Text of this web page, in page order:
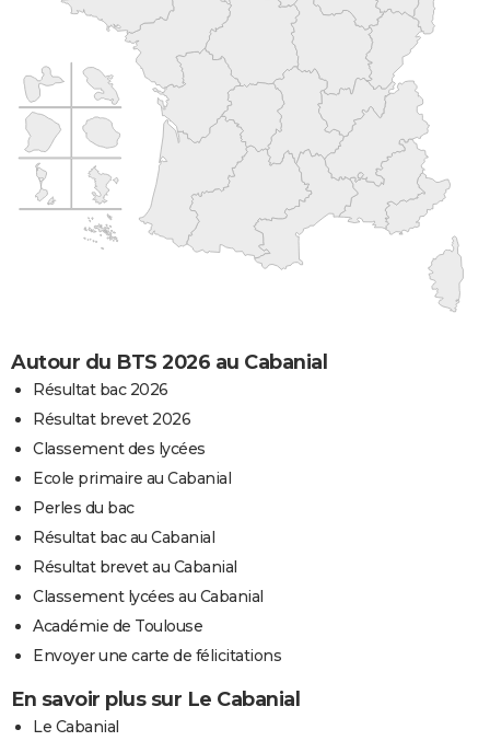
Autour du BTS 2026 au Cabanial
Résultat bac 2026
Résultat brevet 2026
Classement des lycées
Ecole primaire au Cabanial
Perles du bac
Résultat bac au Cabanial
Résultat brevet au Cabanial
Classement lycées au Cabanial
Académie de Toulouse
Envoyer une carte de félicitations
En savoir plus sur Le Cabanial
Le Cabanial